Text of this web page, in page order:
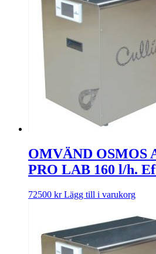
OMVÄND OSMOS
PRO LAB 160 l/h.
72500 kr Lägg till i varukorg